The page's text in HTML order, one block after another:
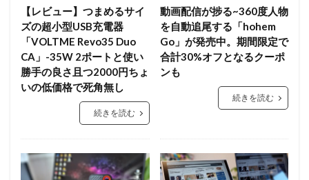
【レビュー】つまめるサイ
ズの超小型USB充電器
「VOLTME Revo35 Duo
CA」-35W 2ポートと使い
勝手の良さ且つ2000円ちょ
いの低価格で死角無し
続きを読む
動画配信が捗る~360度人物
を自動追尾する「hohem
Go」が発売中。期間限定で
合計30%オフとなるクーポ
ンも
続きを読む